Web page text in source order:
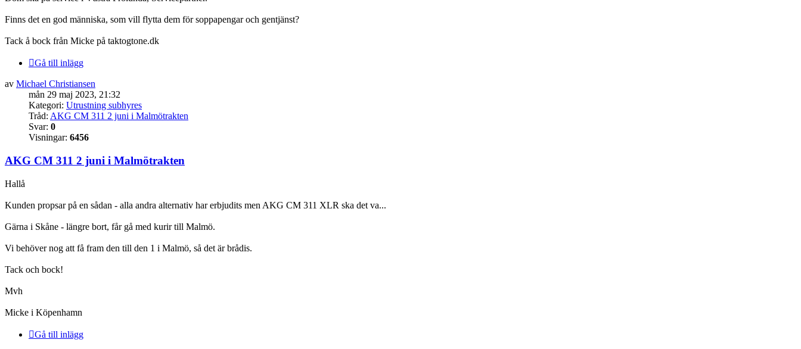
Finns det en god människa, som vill flytta dem för soppapengar och gentjänst?
Tack å bock från Micke på taktogtone.dk
Gå till inlägg
av Michael Christiansen
mån 29 maj 2023, 21:32
Kategori: Utrustning subhyres
Tråd: AKG CM 311 2 juni i Malmötrakten
Svar: 0
Visningar: 6456
AKG CM 311 2 juni i Malmötrakten
Hallå
Kunden propsar på en sådan - alla andra alternativ har erbjudits men AKG CM 311 XLR ska det va...
Gärna i Skåne - längre bort, får gå med kurir till Malmö.
Vi behöver nog att få fram den till den 1 i Malmö, så det är brådis.
Tack och bock!
Mvh
Micke i Köpenhamn
Gå till inlägg